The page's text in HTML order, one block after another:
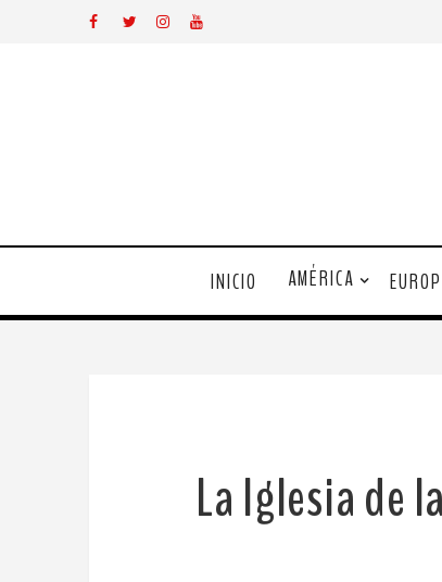
INICIO AMÉRICA
La Iglesia de